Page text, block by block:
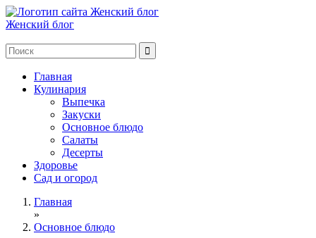
Женский блог
Главная
Кулинария
Выпечка
Закуски
Основное блюдо
Салаты
Десерты
Здоровье
Сад и огород
Главная
»
Основное блюдо